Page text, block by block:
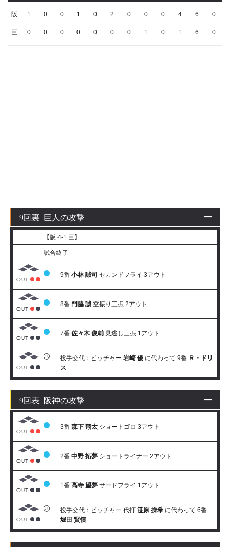
阪 1 0 0 1 0 2 0 0 0 4 6 0
巨 0 0 0 0 0 0 0 1 0 1 6 0
9回裏 巨人の攻撃
【阪 4-1 巨】
試合終了
OUT
9番 小林 誠司 セカンドフライ 3アウト
OUT
8番 門脇 誠 空振り三振 2アウト
OUT
7番 佐々木 俊輔 見逃し三振 1アウト
OUT
投手交代：ピッチャー 岩崎 優 に代わって 9番 Ｒ・ドリ
ス
9回表 阪神の攻撃
OUT
3番 森下 翔太 ショートゴロ 3アウト
OUT
2番 中野 拓夢 ショートライナー 2アウト
OUT
1番 髙寺 望夢 サードフライ 1アウト
OUT
投手交代：ピッチャー 代打 笹原 操希 に代わって 6番
堀田 賢慎